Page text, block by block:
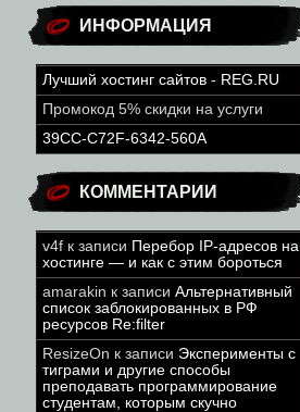
ИНФОРМАЦИЯ
Лучший хостинг сайтов - REG.RU
Промокод 5% скидки на услуги
39CC-C72F-6342-560A
КОММЕНТАРИИ
v4f к записи Перебор IP-адресов на
хостинге — и как с этим бороться
amarakin к записи Альтернативный
список заблокированных в РФ
ресурсов Re:filter
ResizeOn к записи Эксперименты с
тиграми и другие способы
преподавать программирование
студентам, которым скучно